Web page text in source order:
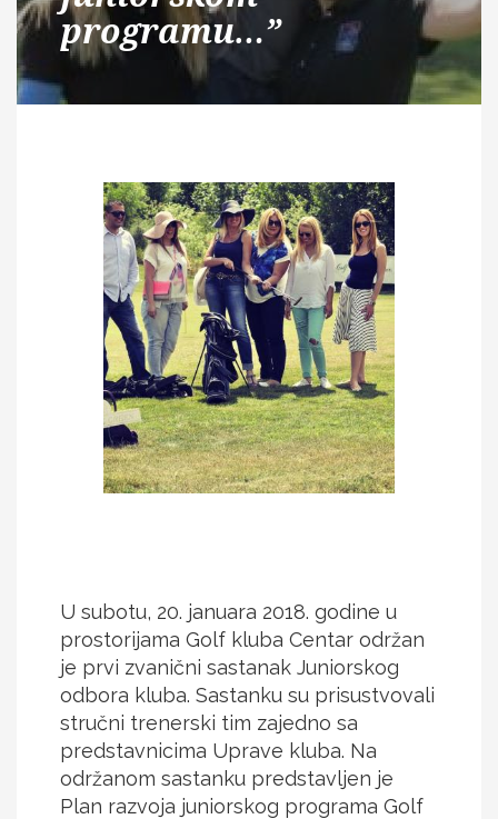
programu…”
U subotu, 20. januara 2018. godine u
prostorijama Golf kluba Centar održan
je prvi zvanični sastanak Juniorskog
odbora kluba. Sastanku su prisustvovali
stručni trenerski tim zajedno sa
predstavnicima Uprave kluba. Na
održanom sastanku predstavljen je
Plan razvoja juniorskog programa Golf